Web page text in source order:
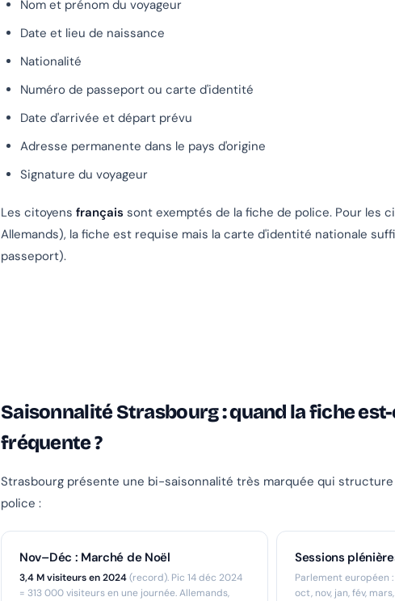
Nom et prénom du voyageur
Date et lieu de naissance
Nationalité
Numéro de passeport ou carte d'identité
Date d'arrivée et départ prévu
Adresse permanente dans le pays d'origine
Signature du voyageur
Les citoyens français sont exemptés de la fiche de police. Pour les
Allemands), la fiche est requise mais la carte d'identité nationale
passeport).
Saisonnalité Strasbourg : quand la fiche
fréquente ?
Strasbourg présente une bi-saisonnalité très marquée qui
police :
Nov–Déc : Marché de Noël
3,4 M visiteurs en 2024(record). Pic 14 déc 2024
= 313 000 visiteurs en une journée. Allemands,
Sessions
Parlement européen
oct, nov, jan, fév,